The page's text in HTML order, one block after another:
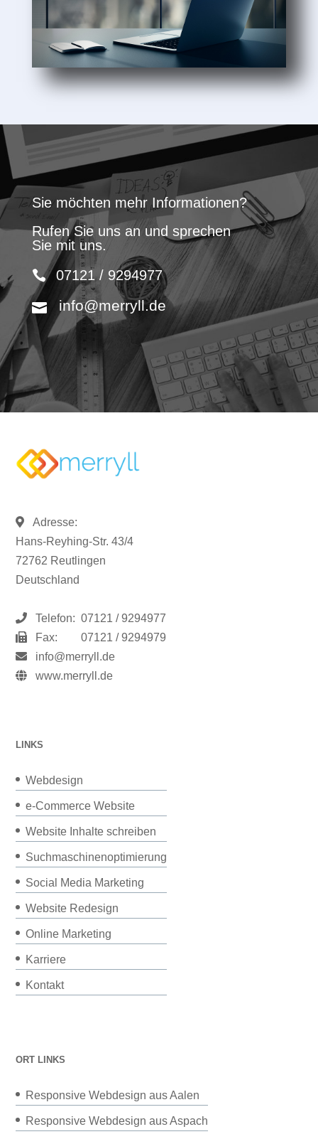
Sie möchten mehr Informationen?
Rufen Sie uns an und sprechen
Sie mit uns.
07121 / 9294977
info@merryll.de
Adresse:
Hans-Reyhing-Str. 43/4
72762 Reutlingen
Deutschland
Telefon: 07121 / 9294977
Fax:
07121 / 9294979
info@merryll.de
www.merryll.de
LINKS
Webdesign
e-Commerce Website
Website Inhalte schreiben
Suchmaschinenoptimierung
Social Media Marketing
Website Redesign
Online Marketing
Karriere
Kontakt
ORT LINKS
Responsive Webdesign aus Aalen
Responsive Webdesign aus Aspach